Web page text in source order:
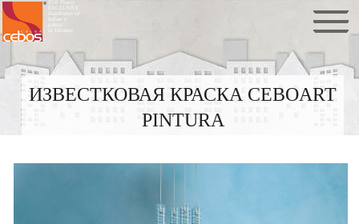
FOP Plaxiy
EXCLUSIVE
distributor of
Italian`s
paints
in Ukraine
ИЗВЕСТКОВАЯ КРАСКА CEBOART
PINTURA